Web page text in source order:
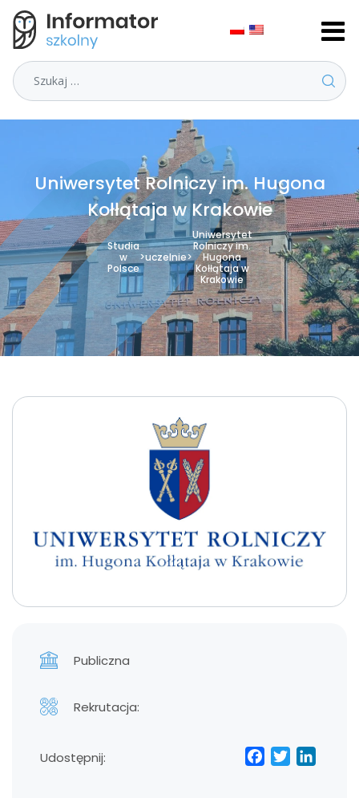
Szukaj
Uniwersytet Rolniczy im. Hugona
Kołłątaja w Krakowie
Studia
w
Polsce
>uczelnie>
Uniwersytet
Rolniczy im.
Hugona
Kołłątaja w
Krakowie
Publiczna
Rekrutacja:
Udostępnij: